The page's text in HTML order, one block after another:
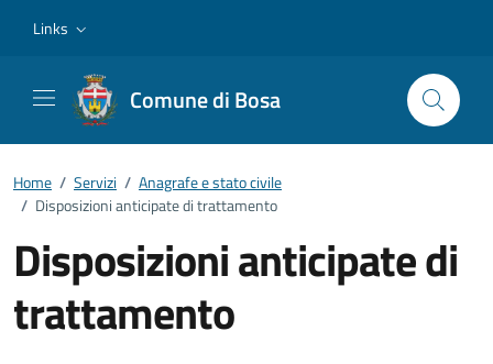
Links
Comune di Bosa
Home / Servizi / Anagrafe e stato civile
/ Disposizioni anticipate di trattamento
Disposizioni anticipate di
trattamento